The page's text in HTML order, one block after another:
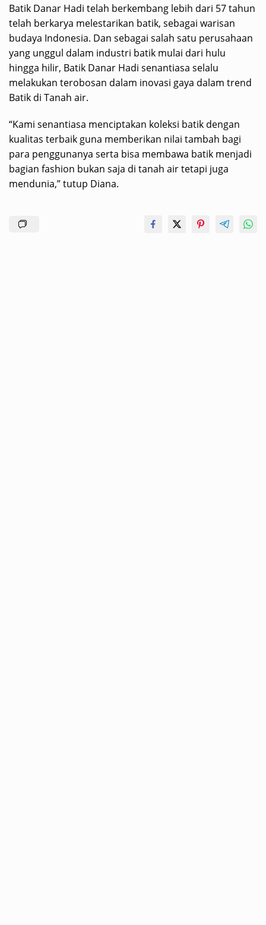
Batik Danar Hadi telah berkembang lebih dari 57 tahun
telah berkarya melestarikan batik, sebagai warisan
budaya Indonesia. Dan sebagai salah satu perusahaan
yang unggul dalam industri batik mulai dari hulu
hingga hilir, Batik Danar Hadi senantiasa selalu
melakukan terobosan dalam inovasi gaya dalam trend
Batik di Tanah air.
“Kami senantiasa menciptakan koleksi batik dengan
kualitas terbaik guna memberikan nilai tambah bagi
para penggunanya serta bisa membawa batik menjadi
bagian fashion bukan saja di tanah air tetapi juga
mendunia,” tutup Diana.